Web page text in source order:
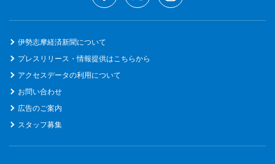
伊勢志摩経済新聞について
プレスリリース・情報提供はこちらから
アクセスデータの利用について
お問い合わせ
広告のご案内
スタッフ募集